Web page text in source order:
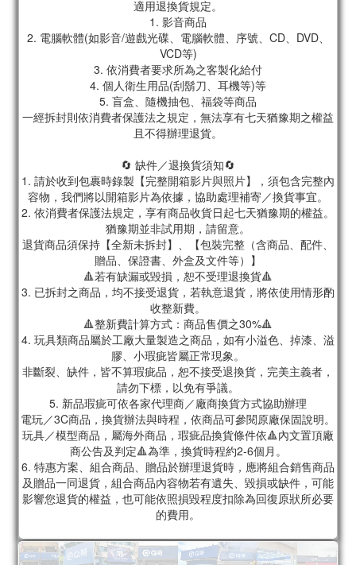
適用退換貨規定。
1. 影音商品
2. 電腦軟體(如影音/遊戲光碟、電腦軟體、序號、CD、DVD、
VCD等)
3. 依消費者要求所為之客製化給付
4. 個人衛生用品(刮鬍刀、耳機等)等
5. 盲盒、隨機抽包、福袋等商品
一經拆封則依消費者保護法之規定，無法享有七天猶豫期之權益
且不得辦理退貨。
🔄 缺件／退換貨須知🔄
1. 請於收到包裹時錄製【完整開箱影片與照片】，須包含完整內
容物，我們將以開箱影片為依據，協助處理補寄／換貨事宜。
2. 依消費者保護法規定，享有商品收貨日起七天猶豫期的權益。
猶豫期並非試用期，請留意。
退貨商品須保持【全新未拆封】、【包裝完整（含商品、配件、
贈品、保證書、外盒及文件等）】
🔺若有缺漏或毀損，恕不受理退換貨🔺
3. 已拆封之商品，均不接受退貨，若執意退貨，將依使用情形酌
收整新費。
🔺整新費計算方式：商品售價之30%🔺
4. 玩具類商品屬於工廠大量製造之商品，如有小溢色、掉漆、溢
膠、小瑕疵皆屬正常現象。
非斷裂、缺件，皆不算瑕疵品，恕不接受退換貨，完美主義者，
請勿下標，以免有爭議。
5. 新品瑕疵可依各家代理商／廠商換貨方式協助辦理
電玩／3C商品，換貨辦法與時程，依商品可參閱原廠保固說明。
玩具／模型商品，屬海外商品，瑕疵品換貨條件依🔺內文置頂廠
商公告及判定🔺為準，換貨時程約2-6個月。
6. 特惠方案、組合商品、贈品於辦理退貨時，應將組合銷售商品
及贈品一同退貨，組合商品內容物若有遺失、毀損或缺件，可能
影響您退貨的權益，也可能依照損毀程度扣除為回復原狀所必要
的費用。